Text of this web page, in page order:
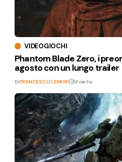
VIDEOGIOCHI
Phantom Blade Zero, i
agosto con un lungo trailer
DiFRANCESCO LEMURI 14 ore fa